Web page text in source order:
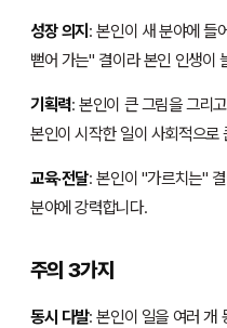
성장 의지: 본인이 새 분야에 들
뻗어 가는" 결이라 본인 인생이
기획력: 본인이 큰 그림을 그리
본인이 시작한 일이 사회적으로
교육·전달: 본인이 "가르치는"
분야에 강력합니다.
주의 3가지
동시 다발: 본인이 일을 여러 개